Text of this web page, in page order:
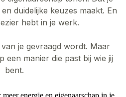
duidelijke keuzes maakt. En
hebt in je werk.
je gevraagd wordt. Maar
een manier die past bij wie jij
bent.